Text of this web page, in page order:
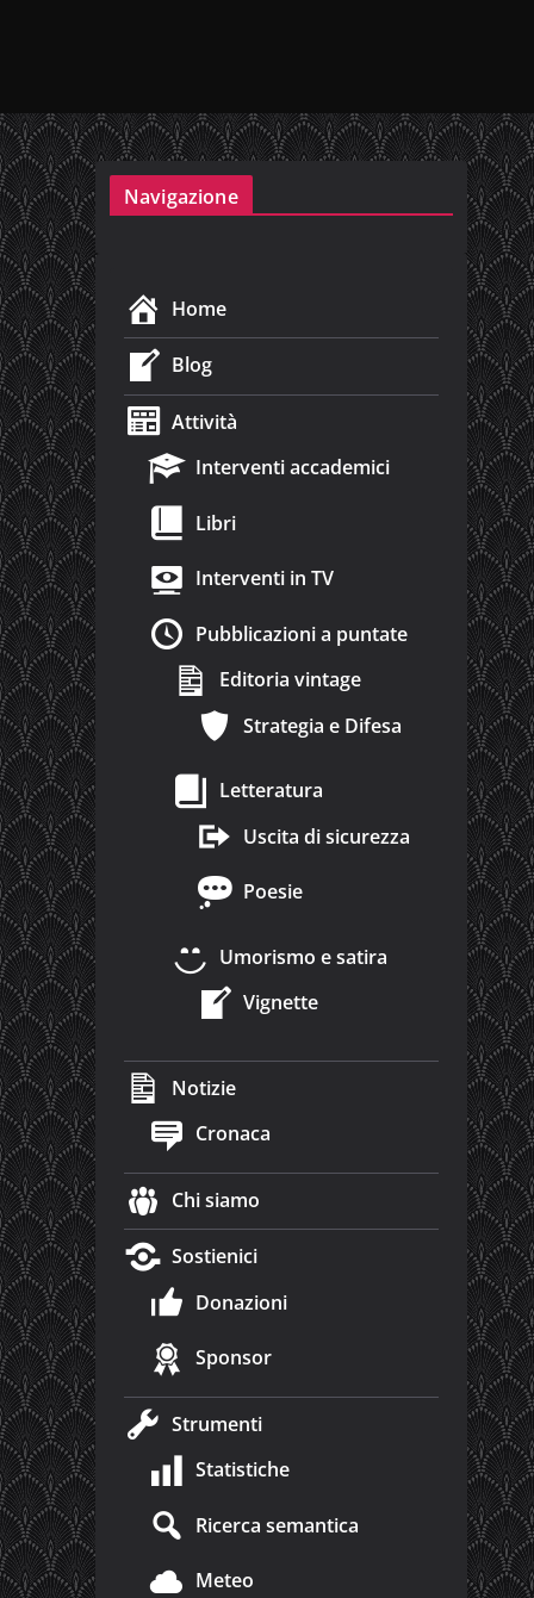
Navigazione
Home
Blog
Attività
Interventi accademici
Libri
Interventi in TV
Pubblicazioni a puntate
Editoria vintage
Strategia e Difesa
Letteratura
Uscita di sicurezza
Poesie
Umorismo e satira
Vignette
Notizie
Cronaca
Chi siamo
Sostienici
Donazioni
Sponsor
Strumenti
Statistiche
Ricerca semantica
Meteo